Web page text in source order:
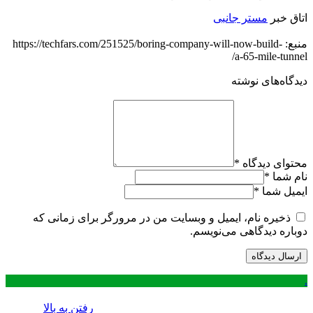
اتاق خبر مستر جانبی
منبع: https://techfars.com/251525/boring-company-will-now-build-
a-65-mile-tunnel/
دیدگاه‌های نوشته
محتوای دیدگاه *
نام شما *
ایمیل شما *
ذخیره نام، ایمیل و وبسایت من در مرورگر برای زمانی که
دوباره دیدگاهی می‌نویسم.
.
رفتن به بالا